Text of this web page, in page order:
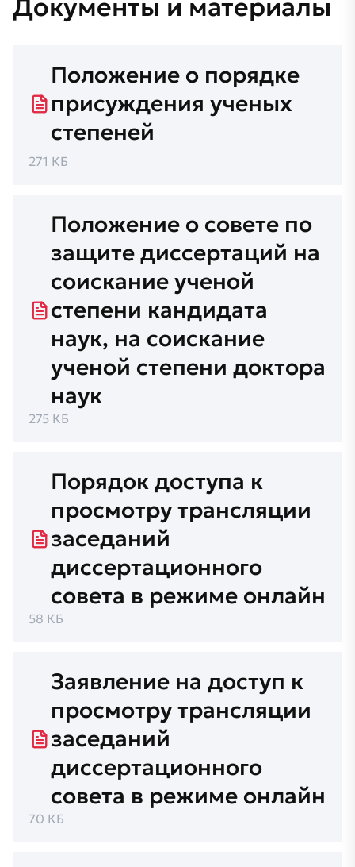
Документы и материалы
Положение о порядке
присуждения ученых
степеней
271 КБ
Положение о совете по
защите диссертаций на
соискание ученой
степени кандидата
наук, на соискание
ученой степени доктора
наук
275 КБ
Порядок доступа к
просмотру трансляции
заседаний
диссертационного
совета в режиме онлайн
58 КБ
Заявление на доступ к
просмотру трансляции
заседаний
диссертационного
совета в режиме онлайн
70 КБ